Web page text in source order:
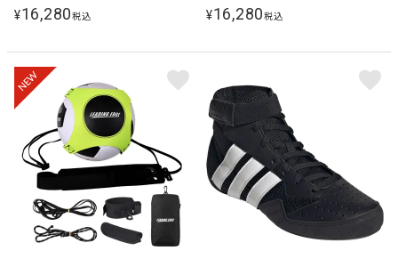
バー 1063A122 100
¥16,280税込
シャーG/グラファイトG 1063A105
¥16,280税込
NEW